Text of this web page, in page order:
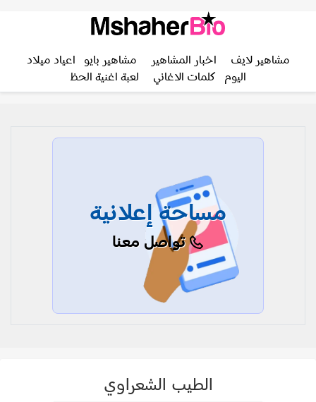
مشاهير لايف اخبار المشاهير مشاهير بايو
اعياد ميلاد
اليوم
كلمات الاغاني لعبة اغنية الحظ
مساحة إعلانية
تواصل معنا
الطيب الشعراوي